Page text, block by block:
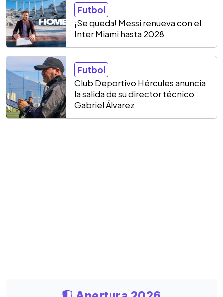
Futbol
¡Se queda! Messi renueva con el
Inter Miami hasta 2028
Futbol
Club Deportivo Hércules anuncia
la salida de su director técnico
Gabriel Álvarez